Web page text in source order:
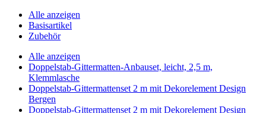
Alle anzeigen
Basisartikel
Zubehör
Alle anzeigen
Doppelstab-Gittermatten-Anbauset, leicht, 2,5 m,
Klemmlasche
Doppelstab-Gittermattenset 2 m mit Dekorelement Design
Bergen
Doppelstab-Gittermattenset 2 m mit Dekorelement Design